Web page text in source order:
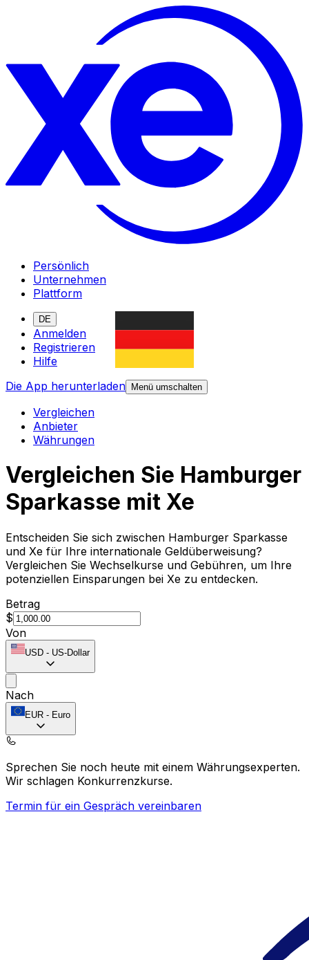
Persönlich
Unternehmen
Plattform
DE
Anmelden
Registrieren
Hilfe
Die App herunterladen
Menü umschalten
Vergleichen
Anbieter
Währungen
Vergleichen Sie Hamburger
Sparkasse mit Xe
Entscheiden Sie sich zwischen Hamburger Sparkasse
und Xe für Ihre internationale Geldüberweisung?
Vergleichen Sie Wechselkurse und Gebühren, um Ihre
potenziellen Einsparungen bei Xe zu entdecken.
Betrag
$
Von
USD - US-Dollar
Nach
EUR - Euro
Sprechen Sie noch heute mit einem Währungsexperten.
Wir schlagen Konkurrenzkurse.
Termin für ein Gespräch vereinbaren